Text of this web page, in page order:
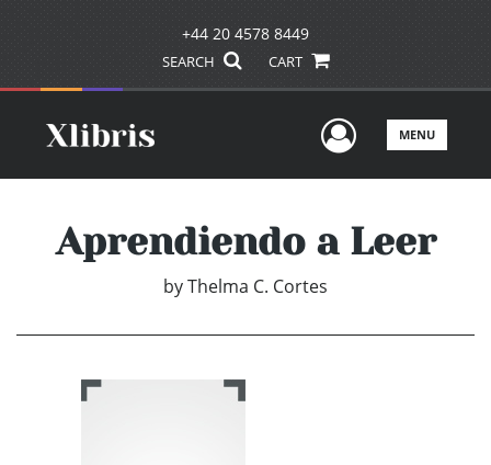
+44 20 4578 8449
SEARCH CART
UserMENU
Aprendiendo a Leer
byThelma C. Cortes